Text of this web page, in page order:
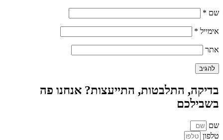
שם *
אימייל *
אתר
בדיקה, התלבטות, התייעצות? אנחנו פה
בשבילכם
שם
טלפון